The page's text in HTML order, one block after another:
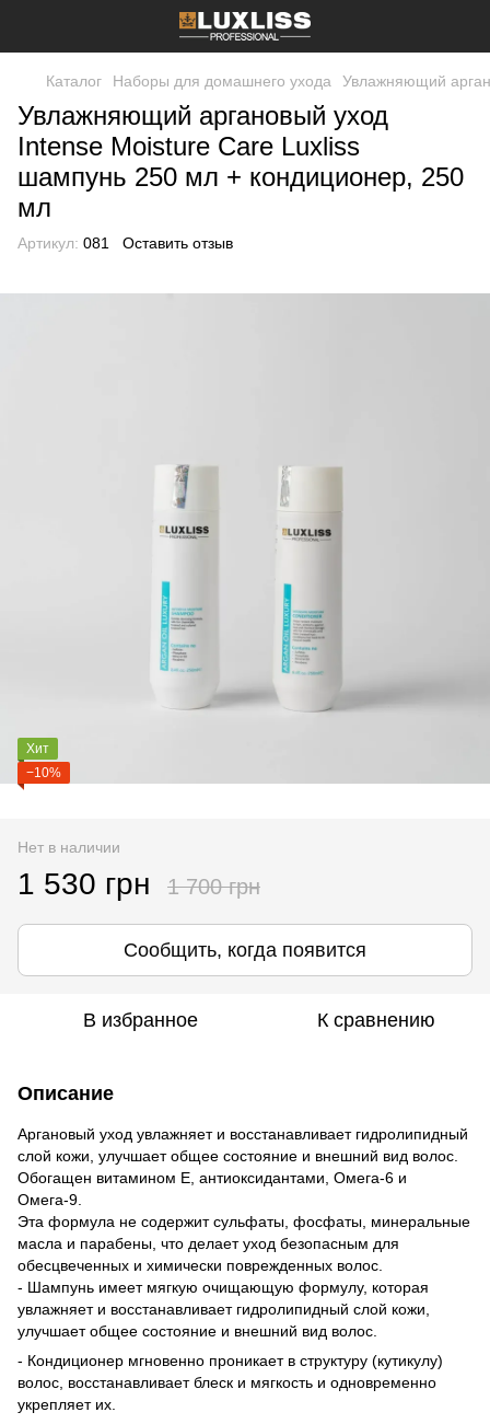
Каталог Наборы для домашнего ухода Увлажняющий
Увлажняющий аргановый уход
Intense Moisture Care Luxliss
шампунь 250 мл + кондиционер, 250
мл
Артикул: 081 Оставить отзыв
Хит
−10%
Нет в наличии
1 530 грн 1 700 грн
Сообщить, когда появится
В избранное К сравнению
Описание
Аргановый уход увлажняет и восстанавливает гидролипидный
слой кожи, улучшает общее состояние и внешний вид волос.
Обогащен витамином Е, антиоксидантами, Омега-6 и
Омега-9.
Эта формула не содержит сульфаты, фосфаты, минеральные
масла и парабены, что делает уход безопасным для
обесцвеченных и химически поврежденных волос.
- Шампунь имеет мягкую очищающую формулу, которая
увлажняет и восстанавливает гидролипидный слой кожи,
улучшает общее состояние и внешний вид волос.
- Кондиционер мгновенно проникает в структуру (кутикулу)
волос, восстанавливает блеск и мягкость и одновременно
укрепляет их.